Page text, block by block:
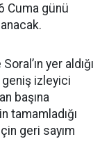
Cuma günü
yer aldığı
izleyici
başına
tamamladığı
geri sayım